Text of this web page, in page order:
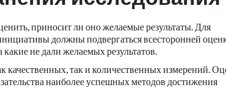
приносит ли оно желаемые результаты. Для
должны подвергаться всесторонней
не дали желаемых результатов.
так и количественных измерений.
наиболее успешных методов достижения